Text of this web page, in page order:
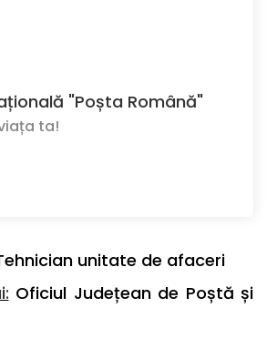
"Poșta Română"
ta!
unitate de afaceri
Oficiul Județean de Poștă și